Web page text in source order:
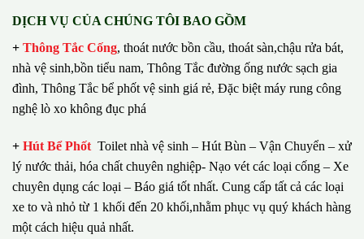
DỊCH VỤ CỦA CHÚNG TÔI BAO GỒM
+ Thông Tắc Cống, thoát nước bồn cầu, thoát sàn,chậu rửa bát,
nhà vệ sinh,bồn tiểu nam, Thông Tắc đường ống nước sạch gia
đình, Thông Tắc bể phốt vệ sinh giá rẻ, Đặc biệt máy rung công
nghệ lò xo không đục phá
+ Hút Bể Phốt Toilet nhà vệ sinh – Hút Bùn – Vận Chuyển – xử
lý nước thải, hóa chất chuyên nghiệp- Nạo vét các loại cống – Xe
chuyên dụng các loại – Báo giá tốt nhất. Cung cấp tất cả các loại
xe to và nhỏ từ 1 khối đến 20 khối,nhằm phục vụ quý khách hàng
một cách hiệu quả nhất.